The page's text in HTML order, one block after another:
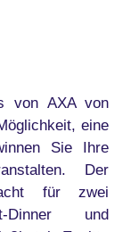
von AXA von
eine
Sie Ihre
Der
für zwei
Dinner und